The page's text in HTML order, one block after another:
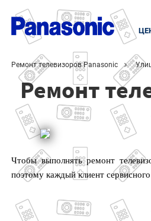
Ремонт телевизоров Panasonic
Ремонт
Чтобы выполнять ремонт
поэтому каждый клиент